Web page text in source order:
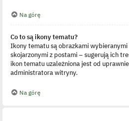
Na górę
Co to są ikony tematu?
Ikony tematu są obrazkami
skojarzonymi z postami – sugerują ich
ikon tematu uzależniona jest od
administratora witryny.
Na górę